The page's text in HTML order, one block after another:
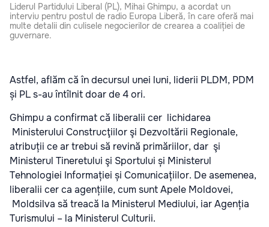
Liderul Partidului Liberal (PL), Mihai Ghimpu, a acordat un
interviu pentru postul de radio Europa Liberă, în care oferă mai
multe detalii din culisele negocierilor de crearea a coaliției de
guvernare.
Astfel, aflăm că în decursul unei luni, liderii PLDM, PDM
și PL s-au întîlnit doar de 4 ori.
Ghimpu a confirmat că liberalii cer lichidarea
Ministerului Construcţiilor şi Dezvoltării Regionale,
atribuții ce ar trebui să revină primăriilor, dar şi
Ministerul Tineretului şi Sportului și Ministerul
Tehnologiei Informației și Comunicațiilor. De asemenea,
liberalii cer ca agențiile, cum sunt Apele Moldovei,
Moldsilva să treacă la Ministerul Mediului, iar Agenția
Turismului – la Ministerul Culturii.